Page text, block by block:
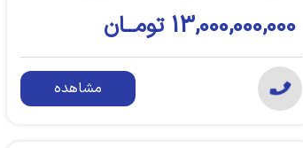
13,000,000,000 تومــان
مشاهده